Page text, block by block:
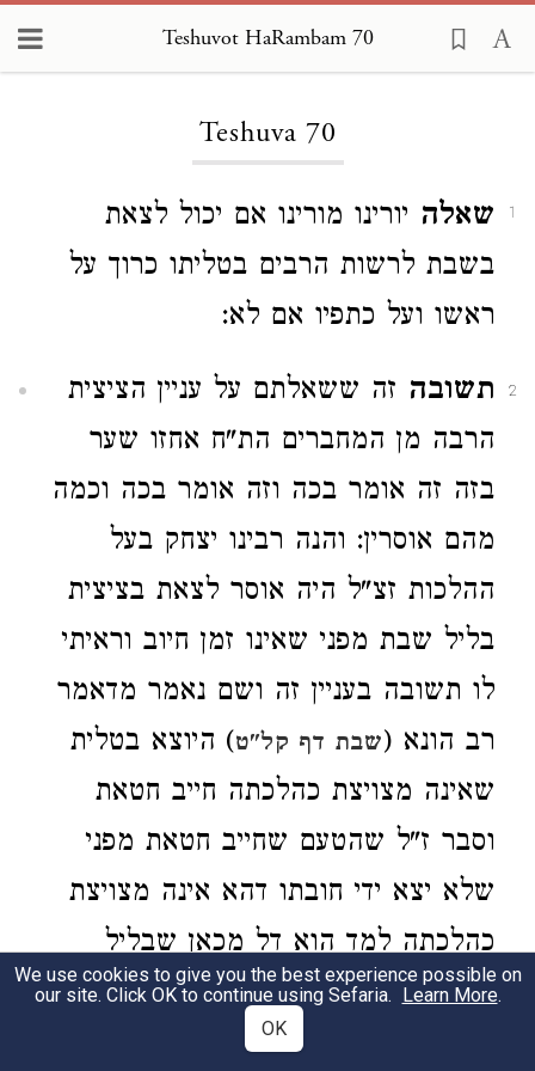
Teshuvot HaRambam 70
Teshuva 70
1 שאלה יורינו מורינו אם יכול לצאת
בשבת לרשות הרבים בטליתו כרוך על
ראשו ועל כתפיו אם לא:
2 תשובה זה ששאלתם על עניין הציצית
הרבה מן המחברים הת"ח אחזו שער
בזה זה אומר בכה וזה אומר בכה וכמה
מהם אוסרין: והנה רבינו יצחק בעל
ההלכות זצ"ל היה אוסר לצאת בציצית
בליל שבת מפני שאינו זמן חיוב וראיתי
לו תשובה בעניין זה ושם נאמר מדאמר
רב הונא (שבת דף קל"ט) היוצא בטלית
שאינה מצויצת כהלכתה חייב חטאת
וסבר ז"ל שהטעם שחייב חטאת מפני
שלא יצא ידי חובתו דהא אינה מצויצת
כהלכתה למד הוא דל מכאן שבליל
שבת שאינו זמן חיוב לא יוכל לצאת
בציצית והנה כל התלמידי חכמים אשר
We use cookies to give you the best experience possible on
our site. Click OK to continue using Sefaria. Learn More.
OK